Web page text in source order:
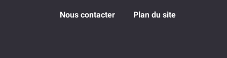
Nous contacter Plan du site